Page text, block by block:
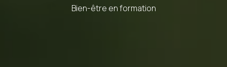
Bien-être en formation